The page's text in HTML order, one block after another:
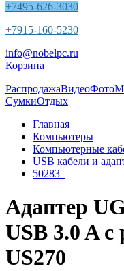
+7495-626-3030
+7915-160-5230
info@nobelpc.ru
Корзина
РаспродажаВидеоФото
СумкиОтдых
Главная
Компьютеры
Компьютерные
USB кабели и
50283_
Адаптер
USB 3.0 A
US270